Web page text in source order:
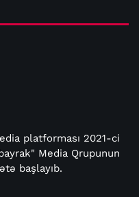
platforması 2021-ci
Media Qrupunun
başlayıb.